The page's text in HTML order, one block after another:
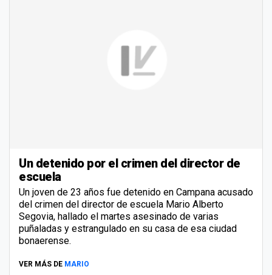
Un detenido por el crimen del director de
escuela
Un joven de 23 años fue detenido en Campana acusado
del crimen del director de escuela Mario Alberto
Segovia, hallado el martes asesinado de varias
puñaladas y estrangulado en su casa de esa ciudad
bonaerense.
VER MÁS DE MARIO